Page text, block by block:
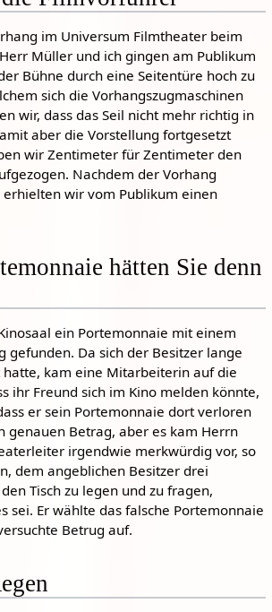
im Universum Filmtheater beim
Müller und ich gingen am Publikum
Bühne durch eine Seitentüre hoch zu
sich die Vorhangszugmaschinen
wir, dass das Seil nicht mehr richtig in
aber die Vorstellung fortgesetzt
wir Zentimeter für Zentimeter den
Nachdem der Vorhang
wir vom Publikum einen
hätten Sie denn
ein Portemonnaie mit einem
gefunden. Da sich der Besitzer lange
kam eine Mitarbeiterin auf die
ihr Freund sich im Kino melden könnte,
er sein Portemonnaie dort verloren
genauen Betrag, aber es kam Herrn
irgendwie merkwürdig vor, so
dem angeblichen Besitzer drei
Tisch zu legen und zu fragen,
sei. Er wählte das falsche Portemonnaie
Betrug auf.